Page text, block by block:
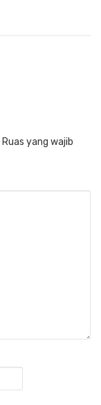
Ruas yang wajib